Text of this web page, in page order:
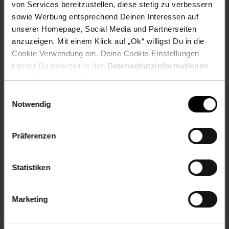
von Services bereitzustellen, diese stetig zu verbessern
sowie Werbung entsprechend Deinen Interessen auf
unserer Homepage, Social Media und Partnerseiten
anzuzeigen. Mit einem Klick auf „Ok“ willigst Du in die
Cookie Verwendung ein. Deine Cookie-Einstellungen
kannst Du jederzeit in den Datenschutzinformationen
Notwendig
Präferenzen
Statistiken
Marketing
Herkunftsland Deutschland
Artikelnummer: 2821134000
EAN: 2100000922642
Artikel gehört zur Kategorie:Lebensmittel Monatsangebote